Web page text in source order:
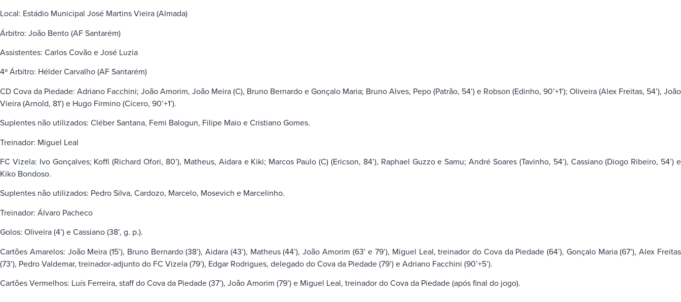
Local: Estádio Municipal José Martins Vieira (Almada)
Árbitro: João Bento (AF Santarém)
Assistentes: Carlos Covão e José Luzia
4º Árbitro: Hélder Carvalho (AF Santarém)
CD Cova da Piedade: Adriano Facchini; João Amorim, João Meira (C), Bruno Bernardo e Gonçalo Maria; Bruno Alves, Pepo (Patrão, 54’) e Robson (Edinho, 90’+1’); Oliveira (Alex Freitas, 54’), João
Vieira (Arnold, 81’) e Hugo Firmino (Cícero, 90’+1’).
Suplentes não utilizados: Cléber Santana, Femi Balogun, Filipe Maio e Cristiano Gomes.
Treinador: Miguel Leal
FC Vizela: Ivo Gonçalves; Koffi (Richard Ofori, 80’), Matheus, Aidara e Kiki; Marcos Paulo (C) (Ericson, 84’), Raphael Guzzo e Samu; André Soares (Tavinho, 54’), Cassiano (Diogo Ribeiro, 54’) e
Kiko Bondoso.
Suplentes não utilizados: Pedro Silva, Cardozo, Marcelo, Mosevich e Marcelinho.
Treinador: Álvaro Pacheco
Golos: Oliveira (4’) e Cassiano (38’, g. p.).
Cartões Amarelos: João Meira (15’), Bruno Bernardo (38’), Aidara (43’), Matheus (44’), João Amorim (63’ e 79’), Miguel Leal, treinador do Cova da Piedade (64’), Gonçalo Maria (67’), Alex Freitas
(73’), Pedro Valdemar, treinador-adjunto do FC Vizela (79’), Edgar Rodrigues, delegado do Cova da Piedade (79’) e Adriano Facchini (90’+5’).
Cartões Vermelhos: Luís Ferreira, staff do Cova da Piedade (37’), João Amorim (79’) e Miguel Leal, treinador do Cova da Piedade (após final do jogo).